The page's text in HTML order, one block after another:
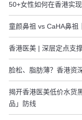
50+女性如何在香港实
童颜鼻祖 vs CaHA鼻祖
香港医美 | 深层定点支
脸松、脂肪薄？香港资
揭开香港医美低价水货
品」防线